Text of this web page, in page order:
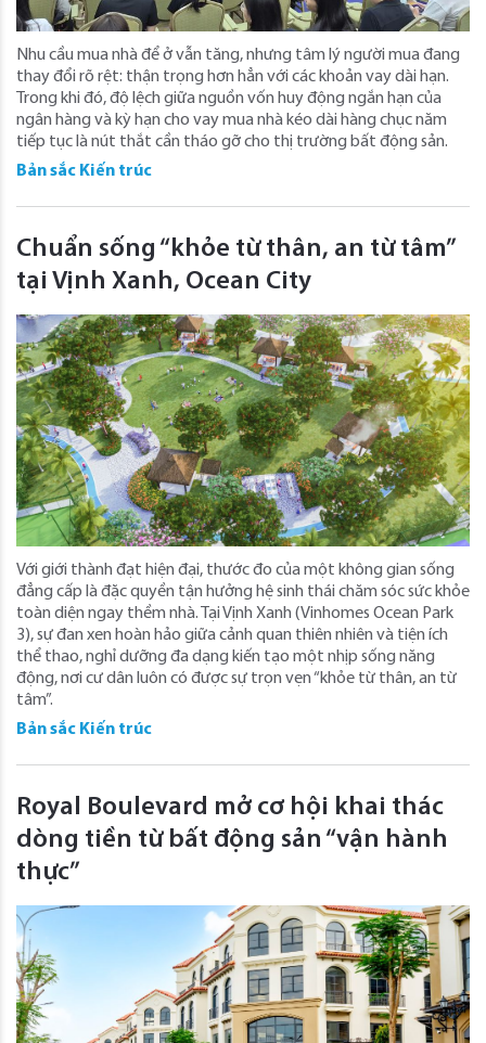
Nhu cầu mua nhà để ở vẫn tăng, nhưng tâm lý người mua đang
thay đổi rõ rệt: thận trọng hơn hẳn với các khoản vay dài hạn.
Trong khi đó, độ lệch giữa nguồn vốn huy động ngắn hạn của
ngân hàng và kỳ hạn cho vay mua nhà kéo dài hàng chục năm
tiếp tục là nút thắt cần tháo gỡ cho thị trường bất động sản.
Bản sắc Kiến trúc
Chuẩn sống “khỏe từ thân, an từ tâm”
tại Vịnh Xanh, Ocean City
Với giới thành đạt hiện đại, thước đo của một không gian sống
đẳng cấp là đặc quyền tận hưởng hệ sinh thái chăm sóc sức khỏe
toàn diện ngay thềm nhà. Tại Vịnh Xanh (Vinhomes Ocean Park
3), sự đan xen hoàn hảo giữa cảnh quan thiên nhiên và tiện ích
thể thao, nghỉ dưỡng đa dạng kiến tạo một nhịp sống năng
động, nơi cư dân luôn có được sự trọn vẹn “khỏe từ thân, an từ
tâm”.
Bản sắc Kiến trúc
Royal Boulevard mở cơ hội khai thác
dòng tiền từ bất động sản “vận hành
thực”